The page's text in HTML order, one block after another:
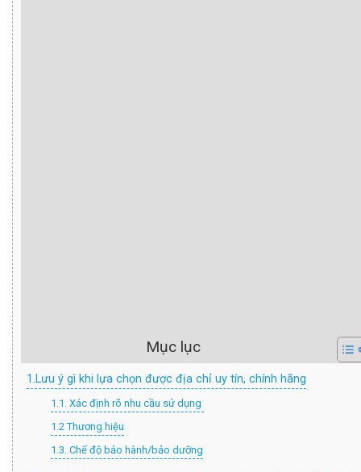
Mục lục
1.Lưu ý gì khi lựa chọn được địa chỉ uy tín, chính hãng
1.1. Xác định rõ nhu cầu sử dụng
1.2 Thương hiệu
1.3. Chế độ bảo hành/bảo dưỡng